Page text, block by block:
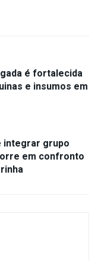
é fortalecida
e insumos em
integrar grupo
em confronto